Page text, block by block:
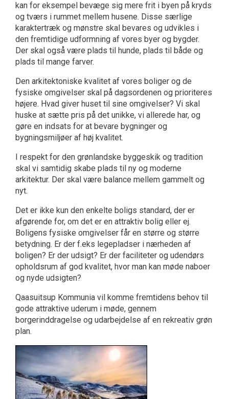
kan for eksempel bevæge sig mere frit i byen på kryds
og tværs i rummet mellem husene. Disse særlige
karaktertræk og mønstre skal bevares og udvikles i
den fremtidige udformning af vores byer og bygder.
Der skal også være plads til hunde, plads til både og
plads til mange farver.
Den arkitektoniske kvalitet af vores boliger og de
fysiske omgivelser skal på dagsordenen og prioriteres
højere. Hvad giver huset til sine omgivelser? Vi skal
huske at sætte pris på det unikke, vi allerede har, og
gøre en indsats for at bevare bygninger og
bygningsmiljøer af høj kvalitet.
I respekt for den grønlandske byggeskik og tradition
skal vi samtidig skabe plads til ny og moderne
arkitektur. Der skal være balance mellem gammelt og
nyt.
Det er ikke kun den enkelte boligs standard, der er
afgørende for, om det er en attraktiv bolig eller ej.
Boligens fysiske omgivelser får en større og større
betydning. Er der f.eks legepladser i nærheden af
boligen? Er der udsigt? Er der faciliteter og udendørs
opholdsrum af god kvalitet, hvor man kan møde naboer
og nyde udsigten?
Qaasuitsup Kommunia vil komme fremtidens behov til
gode attraktive uderum i møde, gennem
borgerinddragelse og udarbejdelse af en rekreativ grøn
plan.